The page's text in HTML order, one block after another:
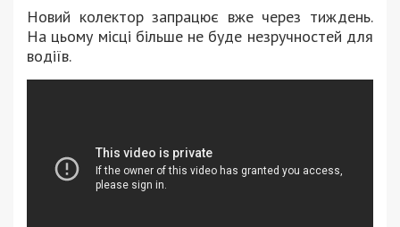
Новий колектор запрацює вже через тиждень.
На цьому місці більше не буде незручностей для
водіїв.